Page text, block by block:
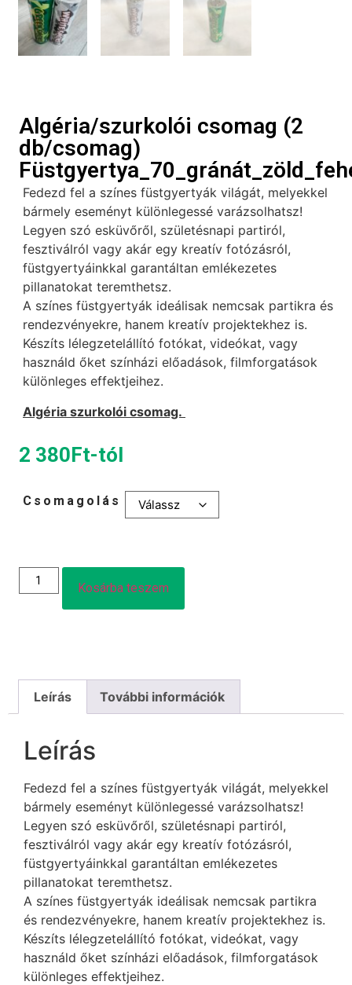
Algéria/szurkolói csomag (2
db/csomag)
Fedezd fel a színes füstgyertyák világát, melyekkel
bármely eseményt különlegessé varázsolhatsz!
Legyen szó esküvőről, születésnapi partiról,
fesztiválról vagy akár egy kreatív fotózásról,
füstgyertyáinkkal garantáltan emlékezetes
pillanatokat teremthetsz.
A színes füstgyertyák ideálisak nemcsak partikra és
rendezvényekre, hanem kreatív projektekhez is.
Készíts lélegzetelállító fotókat, videókat, vagy
használd őket színházi előadások, filmforgatások
különleges effektjeihez.
Algéria szurkolói csomag.
2 380Ft-tól
Csomagolás
Kosárba teszem
Leírás További információk
Leírás
Fedezd fel a színes füstgyertyák világát, melyekkel
bármely eseményt különlegessé varázsolhatsz!
Legyen szó esküvőről, születésnapi partiról,
fesztiválról vagy akár egy kreatív fotózásról,
füstgyertyáinkkal garantáltan emlékezetes
pillanatokat teremthetsz.
A színes füstgyertyák ideálisak nemcsak partikra
és rendezvényekre, hanem kreatív projektekhez is.
Készíts lélegzetelállító fotókat, videókat, vagy
használd őket színházi előadások, filmforgatások
különleges effektjeihez.